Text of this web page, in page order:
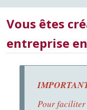
Vous êtes
entreprise
Pour faciliter